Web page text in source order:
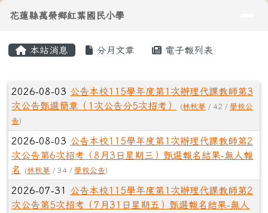
花蓮縣萬榮鄉紅葉國民小學
導覽列
花蓮縣萬榮鄉紅葉國民小學
本站消息 分月文章 電子報列表
文章列表
2026-08-03 公告本校115學年度第1次辦理代課教師第3
次公告甄選簡章（1次公告分5次招考）
(林秋華 / 42 / 學校公
告)
2026-08-03 公告本校115學年度第1次辦理代課教師第2
次公告第6次招考（8月3日星期三）甄選報名結果-無人報
名
(林秋華 / 34 / 學校公告)
2026-07-31 公告本校115學年度第1次辦理代課教師第2
次公告第5次招考（7月31日星期五）甄選報名結果-無人